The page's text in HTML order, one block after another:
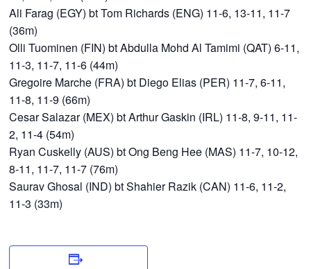
Ali Farag (EGY) bt Tom Richards (ENG) 11-6, 13-11, 11-7
(36m)
Olli Tuominen (FIN) bt Abdulla Mohd Al Tamimi (QAT) 6-11,
11-3, 11-7, 11-6 (44m)
Gregoire Marche (FRA) bt Diego Elias (PER) 11-7, 6-11,
11-8, 11-9 (66m)
Cesar Salazar (MEX) bt Arthur Gaskin (IRL) 11-8, 9-11, 11-
2, 11-4 (54m)
Ryan Cuskelly (AUS) bt Ong Beng Hee (MAS) 11-7, 10-12,
8-11, 11-7, 11-7 (76m)
Saurav Ghosal (IND) bt Shahier Razik (CAN) 11-6, 11-2,
11-3 (33m)